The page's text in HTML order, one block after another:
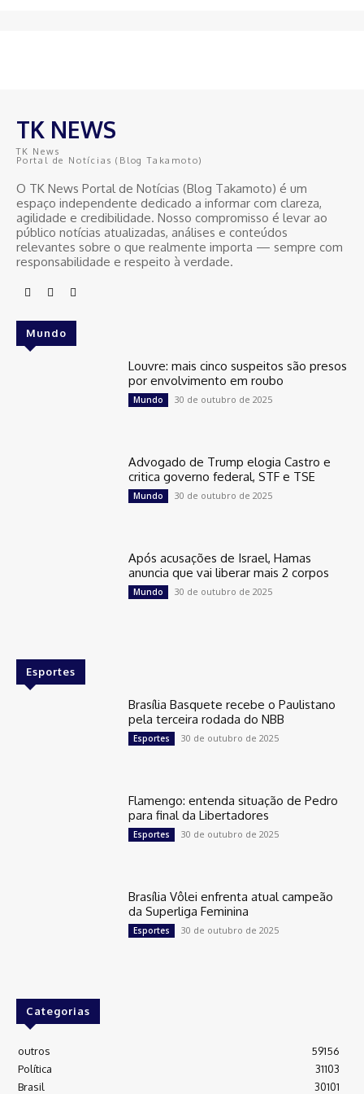
TK NEWS
TK News
Portal de Notícias (Blog Takamoto)
O TK News Portal de Notícias (Blog Takamoto) é um
espaço independente dedicado a informar com clareza,
agilidade e credibilidade. Nosso compromisso é levar ao
público notícias atualizadas, análises e conteúdos
relevantes sobre o que realmente importa — sempre com
responsabilidade e respeito à verdade.
Mundo
Louvre: mais cinco suspeitos são presos
por envolvimento em roubo
Mundo 30 de outubro de 2025
Advogado de Trump elogia Castro e
critica governo federal, STF e TSE
Mundo 30 de outubro de 2025
Após acusações de Israel, Hamas
anuncia que vai liberar mais 2 corpos
Mundo 30 de outubro de 2025
Esportes
Brasília Basquete recebe o Paulistano
pela terceira rodada do NBB
Esportes 30 de outubro de 2025
Flamengo: entenda situação de Pedro
para final da Libertadores
Esportes 30 de outubro de 2025
Brasília Vôlei enfrenta atual campeão
da Superliga Feminina
Esportes 30 de outubro de 2025
Categorias
outros
59156
Política
31103
Brasil
30101